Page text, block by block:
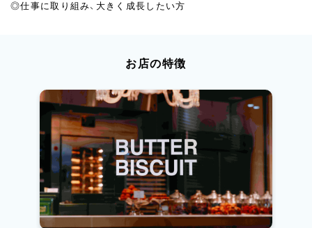
◎仕事に取り組み、大きく成長したい方
お店の特徴